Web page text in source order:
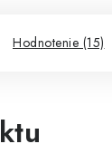
Hodnotenie (15)